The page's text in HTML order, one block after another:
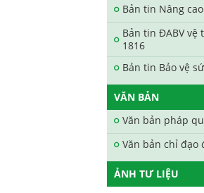
Bản tin Nâng
Bản tin ĐABV vệ
1816
Bản tin Bảo vệ
VĂN BẢN
Văn bản pháp
Văn bản chỉ đạo
ẢNH TƯ LIỆU